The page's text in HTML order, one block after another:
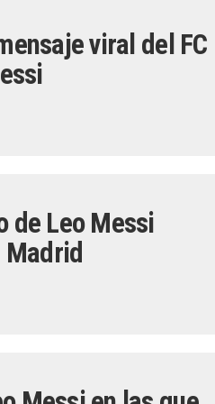
viral del FC
de Leo Messi
Madrid